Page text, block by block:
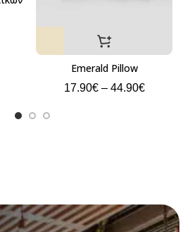
Emerald Pillow
17.90€– 44.90€